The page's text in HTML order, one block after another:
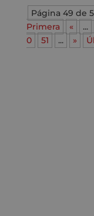
Página 49 de
Primera
« ...
0
51 ... »